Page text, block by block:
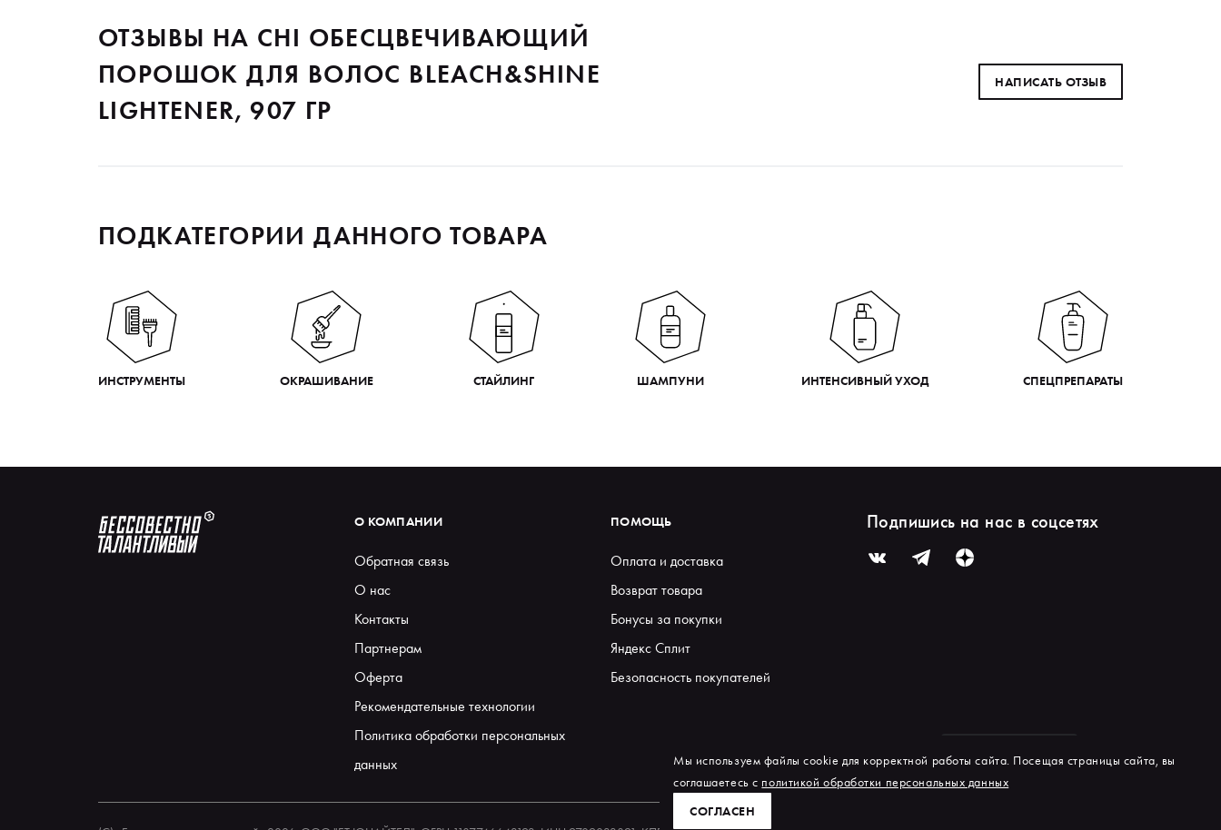
ОТЗЫВЫ НА CHI ОБЕСЦВЕЧИВАЮЩИЙ
ПОРОШОК ДЛЯ ВОЛОС BLEACH&SHINE
LIGHTENER, 907 ГР
НАПИСАТЬ ОТЗЫВ
ПОДКАТЕГОРИИ ДАННОГО ТОВАРА
ИНСТРУМЕНТЫ ОКРАШИВАНИЕ СТАЙЛИНГ ШАМПУНИ ИНТЕНСИВНЫЙ УХОД СПЕЦПРЕПАРАТЫ
О КОМПАНИИ
Обратная связь
О нас
Контакты
Партнерам
Оферта
Рекомендательные технологии
Политика обработки персональных
данных
ПОМОЩЬ
Оплата и доставка
Возврат товара
Бонусы за покупки
Яндекс Сплит
Безопасность покупателей
Подпишись на нас в соцсетях
Мы используем файлы cookie для корректной работы сайта. Посещая страницы сайта, вы
соглашаетесь с политикой обработки персональных данных
СОГЛАСЕН